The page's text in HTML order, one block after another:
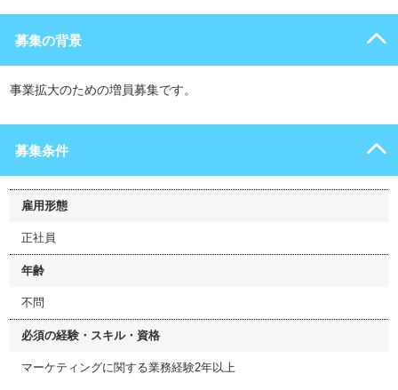
募集の背景
事業拡大のための増員募集です。
募集条件
雇用形態
正社員
年齢
不問
必須の経験・スキル・資格
マーケティングに関する業務経験2年以上